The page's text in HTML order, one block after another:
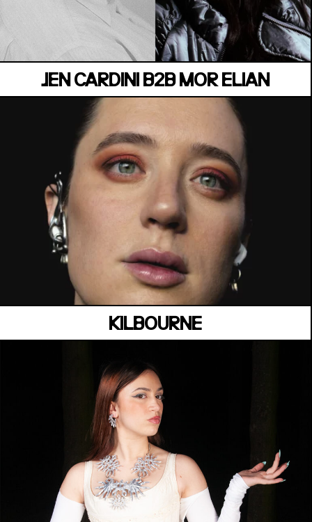
JEN CARDINI B2B MOR ELIAN
Samedi 04 juillet
KILBOURNE
LA SUITE
Vendredi 03 juillet
MANOIR DE KEROUAL
Samedi 04 juillet